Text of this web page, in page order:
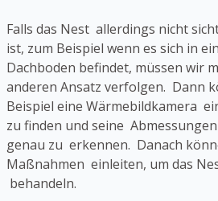
Falls das Nest allerdings nicht
ist, zum Beispiel wenn es sich in
Dachboden befindet, müssen wir
anderen Ansatz verfolgen. Dann
Beispiel eine Wärmebildkamera
zu finden und seine
genau zu erkennen. Danach
Maßnahmen einleiten, um das
behandeln.